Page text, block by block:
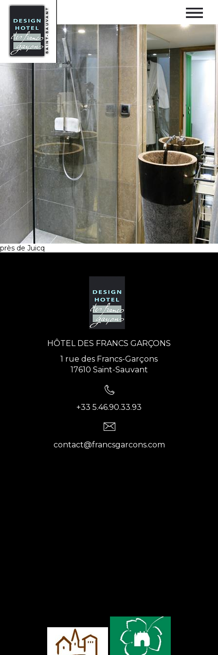
près de Juicq
HÔTEL DES FRANCS GARÇONS
1 rue des Francs-Garçons
17610 Saint-Sauvant
+33 5.46.90.33.93
contact@francsgarcons.com